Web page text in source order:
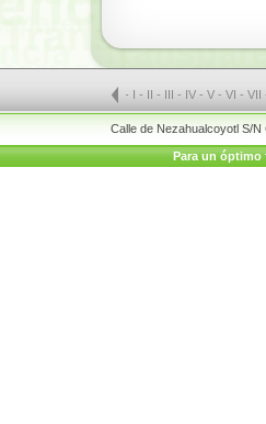
- I- II- III- IV-V-VI-VII
Calle de Nezahualcoyotl S/
Para un óptimo